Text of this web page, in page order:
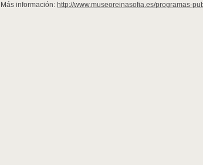
Más información: http://www.museoreinasofia.es/programas-